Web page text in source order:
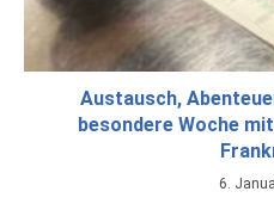
Austausch,
besondere Woche
6.